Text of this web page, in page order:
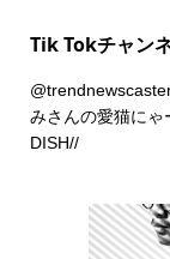
Tik Tokチャン
みさんの愛猫に
DISH//